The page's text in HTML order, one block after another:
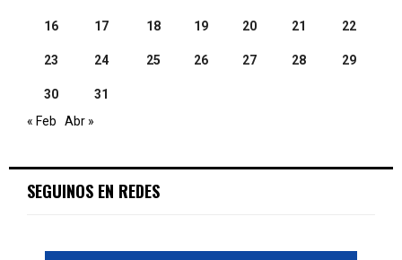
16 17 18 19 20 21 22
23 24 25 26 27 28 29
30
31
« Feb
Abr »
SEGUINOS EN REDES